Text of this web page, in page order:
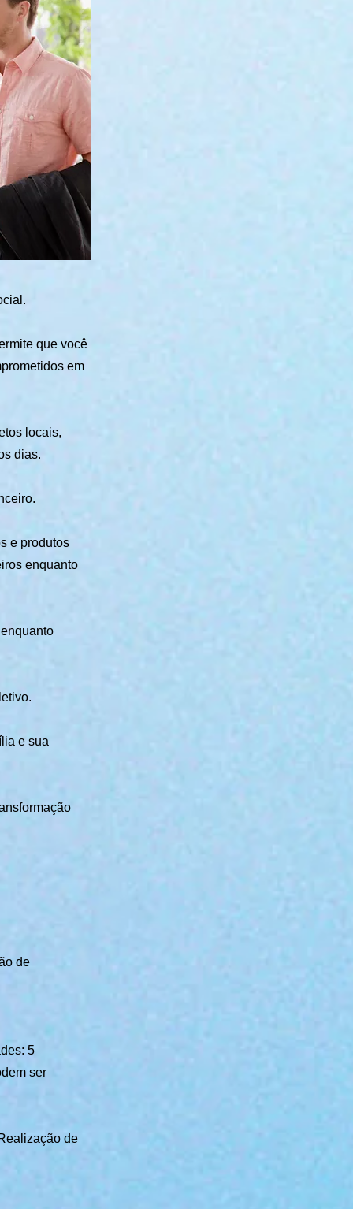
que você
em
locais,
dias.
e produtos
enquanto
e sua
de
5
ser
de